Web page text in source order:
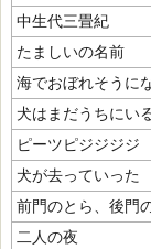
中生代三畳紀
たましいの名前
海でおぼれそうに
犬はまだうちにい
ピーツピジジジジ
犬が去っていった
前門のとら、後門
二人の夜